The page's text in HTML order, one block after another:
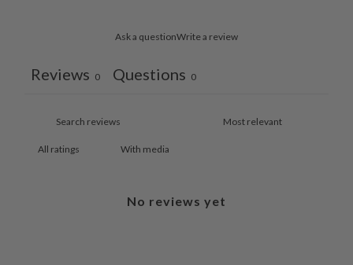
Ask a questionWrite a review
Reviews 0 Questions 0
With media
No reviews yet